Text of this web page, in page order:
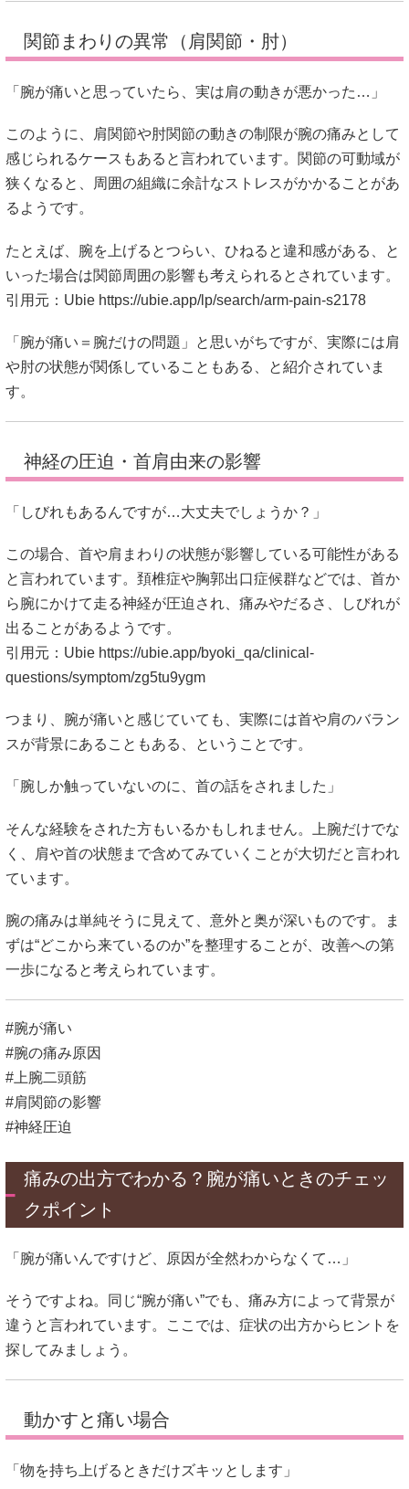
関節まわりの異常（肩関節・肘）
「腕が痛いと思っていたら、実は肩の動きが悪かった…」
このように、肩関節や肘関節の動きの制限が腕の痛みとして
感じられるケースもあると言われています。関節の可動域が
狭くなると、周囲の組織に余計なストレスがかかることがあ
るようです。
たとえば、腕を上げるとつらい、ひねると違和感がある、と
いった場合は関節周囲の影響も考えられるとされています。
引用元：Ubie https://ubie.app/lp/search/arm-pain-s2178
「腕が痛い＝腕だけの問題」と思いがちですが、実際には肩
や肘の状態が関係していることもある、と紹介されていま
す。
神経の圧迫・首肩由来の影響
「しびれもあるんですが…大丈夫でしょうか？」
この場合、首や肩まわりの状態が影響している可能性がある
と言われています。頚椎症や胸郭出口症候群などでは、首か
ら腕にかけて走る神経が圧迫され、痛みやだるさ、しびれが
出ることがあるようです。
引用元：Ubie https://ubie.app/byoki_qa/clinical-
questions/symptom/zg5tu9ygm
つまり、腕が痛いと感じていても、実際には首や肩のバラン
スが背景にあることもある、ということです。
「腕しか触っていないのに、首の話をされました」
そんな経験をされた方もいるかもしれません。上腕だけでな
く、肩や首の状態まで含めてみていくことが大切だと言われ
ています。
腕の痛みは単純そうに見えて、意外と奥が深いものです。ま
ずは“どこから来ているのか”を整理することが、改善への第
一歩になると考えられています。
#腕が痛い
#腕の痛み原因
#上腕二頭筋
#肩関節の影響
#神経圧迫
痛みの出方でわかる？腕が痛いときのチェッ
クポイント
「腕が痛いんですけど、原因が全然わからなくて…」
そうですよね。同じ“腕が痛い”でも、痛み方によって背景が
違うと言われています。ここでは、症状の出方からヒントを
探してみましょう。
動かすと痛い場合
「物を持ち上げるときだけズキッとします」